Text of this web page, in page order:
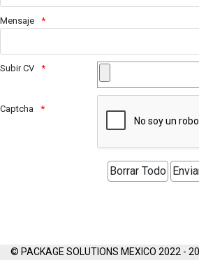
Mensaje
Subir CV
Captcha
© PACKAGE SOLUTIONS MEXICO 2022 -